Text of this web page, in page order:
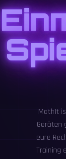
MathIt
Geräten
eure
Training